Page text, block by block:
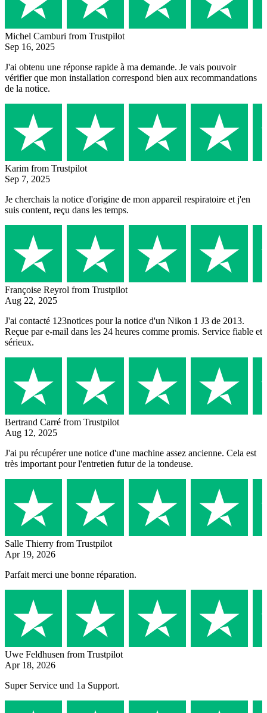
Michel Camburi from Trustpilot
Sep 16, 2025
J'ai obtenu une réponse rapide à ma demande. Je vais pouvoir
vérifier que mon installation correspond bien aux recommandations
de la notice.
Karim from Trustpilot
Sep 7, 2025
Je cherchais la notice d'origine de mon appareil respiratoire et j'en
suis content, reçu dans les temps.
Françoise Reyrol from Trustpilot
Aug 22, 2025
J'ai contacté 123notices pour la notice d'un Nikon 1 J3 de 2013.
Reçue par e-mail dans les 24 heures comme promis. Service fiable et
sérieux.
Bertrand Carré from Trustpilot
Aug 12, 2025
J'ai pu récupérer une notice d'une machine assez ancienne. Cela est
très important pour l'entretien futur de la tondeuse.
Salle Thierry from Trustpilot
Apr 19, 2026
Parfait merci une bonne réparation.
Uwe Feldhusen from Trustpilot
Apr 18, 2026
Super Service und 1a Support.